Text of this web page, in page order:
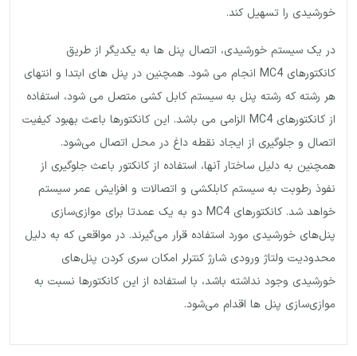
خورشیدی را تسهیل کند.
در یک سیستم خورشیدی، اتصال پنل ها به یکدیگر از طریق
کانکتورهای MC4 انجام می شود. همچنین در پنل های ابتدا و انتهای
هر رشته که رشته پنل به سیستم کابل کشی متصل می شود، استفاده
از کانکتورهای MC4 الزامی می باشد. این کانکتورها باعث بهبود کیفیت
اتصال و جلوگیری از ایجاد نقطه داغ در محل اتصال می‌شود.
همچنین به دلیل ساختار آنها، استفاده از کانکتور باعث جلوگیری از
نفوذ رطوبت به سیستم کابلکشی و اتصالات و افزایش عمر سیستم
خواهد شد. کانکتورهای MC4 دو به یک عمدتا برای موازی‌سازی
پنل‌های خورشیدی مورد استفاده قرار می‌گیرند. در مواقعی که به دلیل
محدودیت ولتاژ ورودی شارژ کنترلر امکان سری کردن پنل‌های
خورشیدی وجود نداشته باشد، با استفاده از این کانکتورها نسبت به
موازی‌سازی پنل ها اقدام می‌شود.